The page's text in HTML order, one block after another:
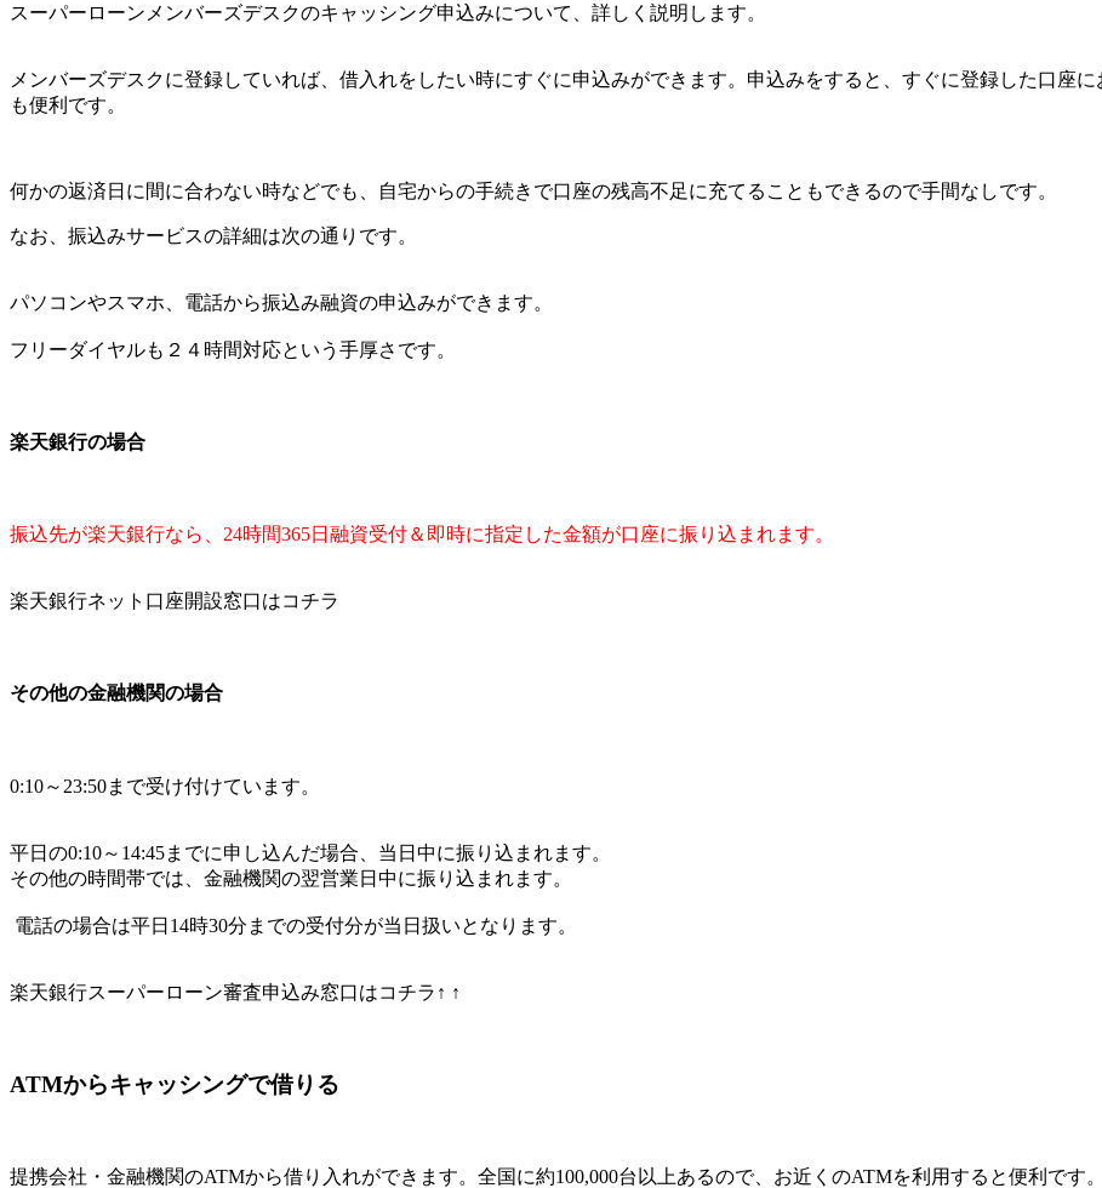
スーパーローンメンバーズデスクのキャッシング申込みについて、詳しく説明します。
メンバーズデスクに登録していれば、借入れをしたい時にすぐに申込みができます。申込みをすると、すぐに登録した口座
も便利です。
何かの返済日に間に合わない時などでも、自宅からの手続きで口座の残高不足に充てることもできるので手間なしです。
なお、振込みサービスの詳細は次の通りです。
パソコンやスマホ、電話から振込み融資の申込みができます。
フリーダイヤルも２４時間対応という手厚さです。
楽天銀行の場合
振込先が楽天銀行なら、24時間365日融資受付＆即時に指定した金額が口座に振り込まれます。
楽天銀行ネット口座開設窓口はコチラ
その他の金融機関の場合
0:10～23:50まで受け付けています。
平日の0:10～14:45までに申し込んだ場合、当日中に振り込まれます。
その他の時間帯では、金融機関の翌営業日中に振り込まれます。
電話の場合は平日14時30分までの受付分が当日扱いとなります。
楽天銀行スーパーローン審査申込み窓口はコチラ↑ ↑
ATMからキャッシングで借りる
提携会社・金融機関のATMから借り入れができます。全国に約100,000台以上あるので、お近くのATMを利用すると便利です